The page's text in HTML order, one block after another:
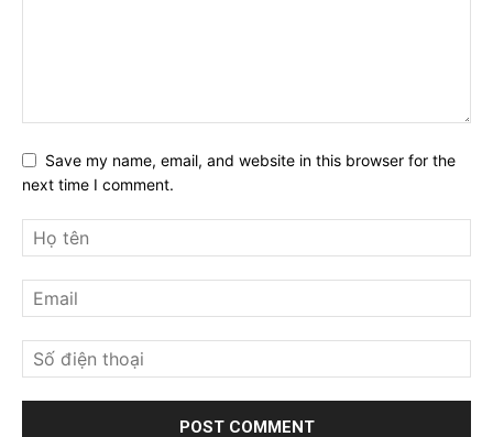
Save my name, email, and website in this browser for the
next time I comment.